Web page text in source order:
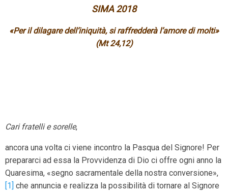
SIMA 2018
«Per il dilagare dell’iniquità, si raffredderà l’amore di molti»
(Mt 24,12)
Cari fratelli e sorelle,
ancora una volta ci viene incontro la Pasqua del Signore! Per
prepararci ad essa la Provvidenza di Dio ci offre ogni anno la
Quaresima, «segno sacramentale della nostra conversione»,
[1] che annuncia e realizza la possibilità di tornare al Signore